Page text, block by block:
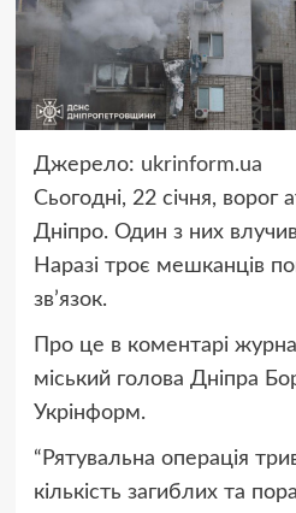
Джерело: ukrinform.ua
Сьогодні, 22 січня, ворог
Дніпро. Один з них
Наразі троє мешканців
зв’язок.
Про це в коментарі
міський голова Дніпра
Укрінформ.
“Рятувальна операція
кількість загиблих та